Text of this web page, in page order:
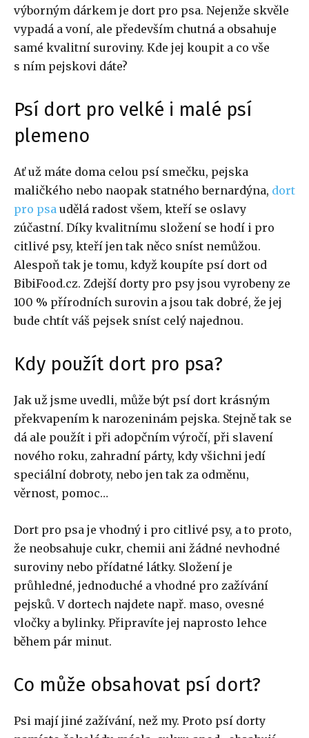
výborným dárkem je dort pro psa. Nejenže skvěle
vypadá a voní, ale především chutná a obsahuje
samé kvalitní suroviny. Kde jej koupit a co vše
s ním pejskovi dáte?
Psí dort pro velké i malé psí
plemeno
Ať už máte doma celou psí smečku, pejska
maličkého nebo naopak statného bernardýna, dort
pro psa udělá radost všem, kteří se oslavy
zúčastní. Díky kvalitnímu složení se hodí i pro
citlivé psy, kteří jen tak něco sníst nemůžou.
Alespoň tak je tomu, když koupíte psí dort od
BibiFood.cz. Zdejší dorty pro psy jsou vyrobeny ze
100 % přírodních surovin a jsou tak dobré, že jej
bude chtít váš pejsek sníst celý najednou.
Kdy použít dort pro psa?
Jak už jsme uvedli, může být psí dort krásným
překvapením k narozeninám pejska. Stejně tak se
dá ale použít i při adopčním výročí, při slavení
nového roku, zahradní párty, kdy všichni jedí
speciální dobroty, nebo jen tak za odměnu,
věrnost, pomoc…
Dort pro psa je vhodný i pro citlivé psy, a to proto,
že neobsahuje cukr, chemii ani žádné nevhodné
suroviny nebo přídatné látky. Složení je
průhledné, jednoduché a vhodné pro zažívání
pejsků. V dortech najdete např. maso, ovesné
vločky a bylinky. Připravíte jej naprosto lehce
během pár minut.
Co může obsahovat psí dort?
Psi mají jiné zažívání, než my. Proto psí dorty